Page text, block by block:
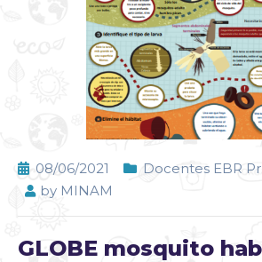
08/06/2021
Docentes EBR
by MINAM
GLOBE mosquito